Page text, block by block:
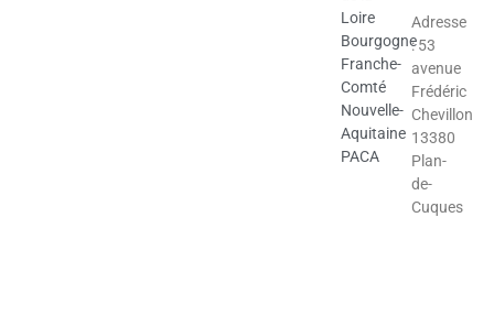
Loire
Bourgogne
Franche-
Comté
Nouvelle-
Aquitaine
PACA
Adresse
: 53
avenue
Frédéric
Chevillon
13380
Plan-
de-
Cuques